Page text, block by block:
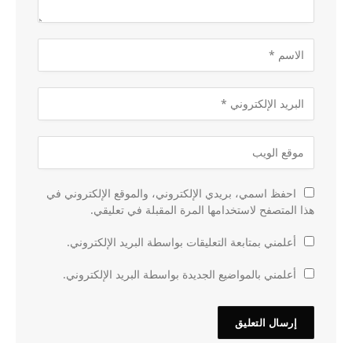
احفظ اسمي، بريدي الإلكتروني، والموقع الإلكتروني في
هذا المتصفح لاستخدامها المرة المقبلة في تعليقي.
أعلمني بمتابعة التعليقات بواسطة البريد الإلكتروني.
أعلمني بالمواضيع الجديدة بواسطة البريد الإلكتروني.